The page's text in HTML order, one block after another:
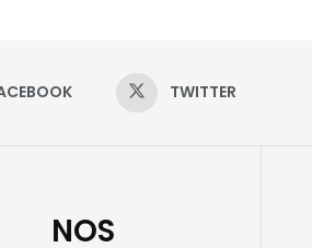
TWITTER
NOS